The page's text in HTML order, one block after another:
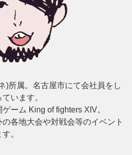
)所属。名古屋市にて会社員をし
います。
ーム King of fighters XIV。
各地大会や対戦会等のイベント
。